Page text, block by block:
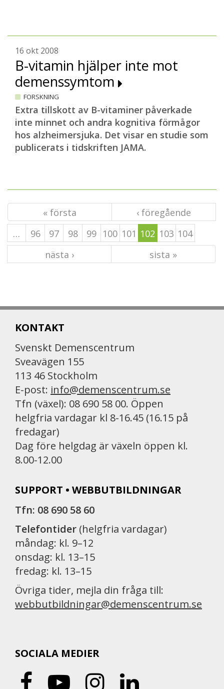
16 okt 2008
B-vitamin hjälper inte mot
demenssymtom
FORSKNING
Extra tillskott av B-vitaminer påverkade
inte minnet och andra kognitiva förmågor
hos alzheimersjuka. Det visar en studie som
publicerats i tidskriften JAMA.
« första
‹ föregående
…
96 97 98 99 100 101 102 103 104
nästa ›
sista »
KONTAKT
Svenskt Demenscentrum
Sveavägen 155
113 46 Stockholm
E-post: info@demenscentrum.se
Tfn (växel): 08 690 58 00. Öppen
helgfria vardagar kl 8-16.45 (16.15 på
fredagar)
Dag före helgdag är växeln öppen kl.
8.00-12.00
SUPPORT • WEBBUTBILDNINGAR
Tfn: 08 690 58 60
Telefontider (helgfria vardagar)
måndag: kl. 9–12
onsdag: kl. 13–15
fredag: kl. 13–15
Övriga tider, mejla din fråga till:
webbutbildningar@demenscentrum.se
SOCIALA MEDIER